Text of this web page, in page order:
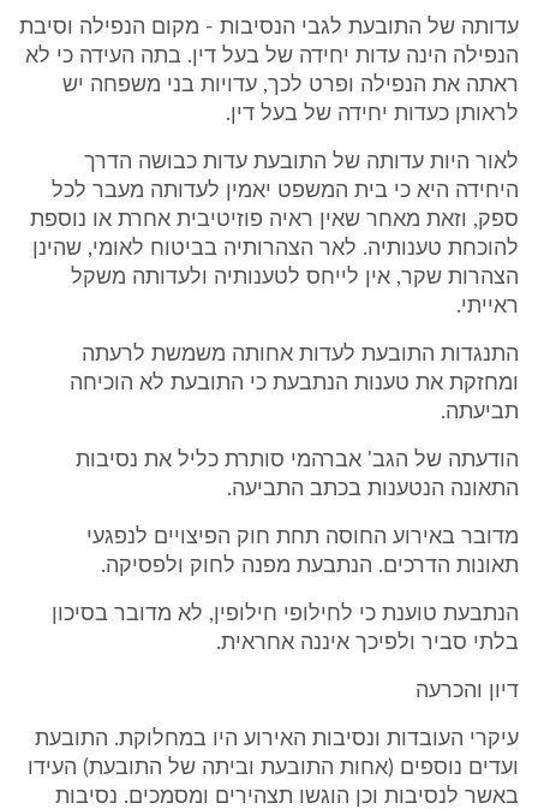
עדותה של התובעת לגבי הנסיבות - מקום הנפילה וסיבת
הנפילה הינה עדות יחידה של בעל דין. בתה העידה כי לא
ראתה את הנפילה ופרט לכך, עדויות בני משפחה יש
לראותן כעדות יחידה של בעל דין.
לאור היות עדותה של התובעת עדות כבושה הדרך
היחידה היא כי בית המשפט יאמין לעדותה מעבר לכל
ספק, וזאת מאחר שאין ראיה פוזיטיבית אחרת או נוספת
להוכחת טענותיה. לאר הצהרותיה בביטוח לאומי, שהינן
הצהרות שקר, אין לייחס לטענותיה ולעדותה משקל
ראייתי.
התנגדות התובעת לעדות אחותה משמשת לרעתה
ומחזקת את טענות הנתבעת כי התובעת לא הוכיחה
תביעתה.
הודעתה של הגב' אברהמי סותרת כליל את נסיבות
התאונה הנטענות בכתב התביעה.
מדובר באירוע החוסה תחת חוק הפיצויים לנפגעי
תאונות הדרכים. הנתבעת מפנה לחוק ולפסיקה.
הנתבעת טוענת כי לחילופי חילופין, לא מדובר בסיכון
בלתי סביר ולפיכך איננה אחראית.
דיון והכרעה
עיקרי העובדות ונסיבות האירוע היו במחלוקת. התובעת
ועדים נוספים (אחות התובעת וביתה של התובעת) העידו
באשר לנסיבות וכן הוגשו תצהירים ומסמכים. נסיבות